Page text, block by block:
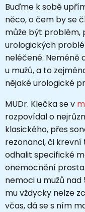
Buďme k sobě
něco, o čem by se
může být problém,
urologických
neléčené. Neméně
u mužů, a to
nějaké urologické
MUDr. Klečka se v
rozpovídal o
klasického, přes
rezonanci, či
odhalit specifické
onemocnění
nemoci u mužů
mu vždycky nelze
včas, dá se s ním